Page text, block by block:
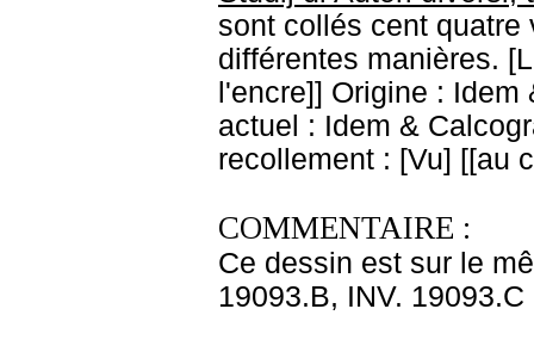
sont collés cent
différentes manières.
l'encre]] Origine :
actuel : Idem &
recollement : [Vu] [[au
COMMENTAIRE :
Ce dessin est sur le
19093.B, INV. 19093.C